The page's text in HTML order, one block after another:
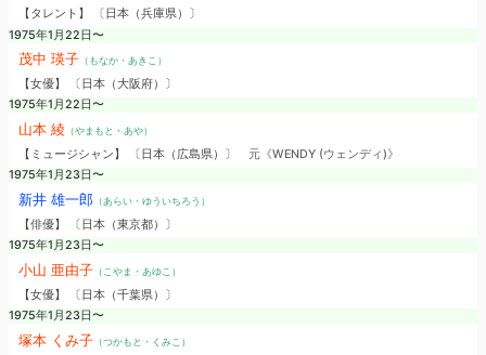
【タレント】 〔日本（兵庫県）〕
1975年1月22日〜
茂中 瑛子（もなか・あきこ）
【女優】 〔日本（大阪府）〕
1975年1月22日〜
山本 綾（やまもと・あや）
【ミュージシャン】 〔日本（広島県）〕 元《WENDY (ウェンディ)》
1975年1月23日〜
新井 雄一郎（あらい・ゆういちろう）
【俳優】 〔日本（東京都）〕
1975年1月23日〜
小山 亜由子（こやま・あゆこ）
【女優】 〔日本（千葉県）〕
1975年1月23日〜
塚本 くみ子（つかもと・くみこ）